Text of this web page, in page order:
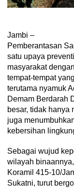
Jambi –
Pemberantasan
satu upaya
masyarakat
tempat-tempat
terutama nyamuk
Demam Berdarah
besar, tidak hanya
juga
kebersihan
Sebagai wujud
wilayah
Koramil 415-10/
Sukatni, turut